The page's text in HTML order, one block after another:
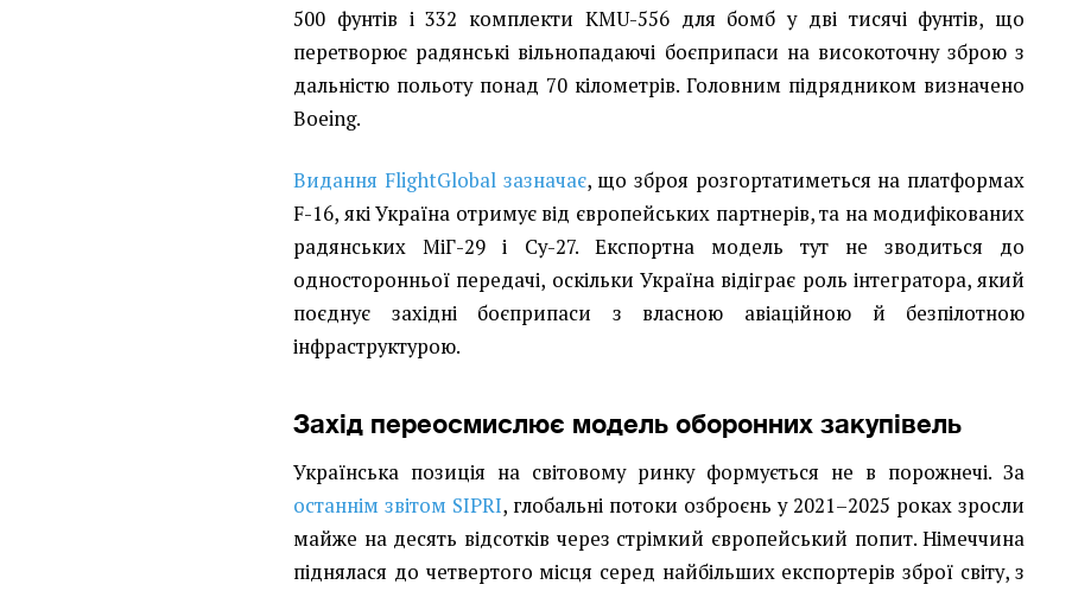
500 фунтів і 332 комплекти KMU-556 для бомб у дві тисячі фунтів, що
перетворює радянські вільнопадаючі боєприпаси на високоточну зброю з
дальністю польоту понад 70 кілометрів. Головним підрядником визначено
Boeing.
Видання FlightGlobal зазначає, що зброя розгортатиметься на платформах
F-16, які Україна отримує від європейських партнерів, та на модифікованих
радянських МіГ-29 і Су-27. Експортна модель тут не зводиться до
односторонньої передачі, оскільки Україна відіграє роль інтегратора, який
поєднує західні боєприпаси з власною авіаційною й безпілотною
інфраструктурою.
Захід переосмислює модель оборонних закупівель
Українська позиція на світовому ринку формується не в порожнечі. За
останнім звітом SIPRI, глобальні потоки озброєнь у 2021–2025 роках зросли
майже на десять відсотків через стрімкий європейський попит. Німеччина
піднялася до четвертого місця серед найбільших експортерів зброї світу, з